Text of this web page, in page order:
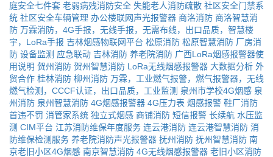
庭安全七件套 老弱病残消防安全 失能老人消防疏散 社区安全门禁系
统 社区安全车辆管理 办公楼联网声光报警器 商洛消防 商洛智慧消
防 万霖消防，4G手报，无线手报，无需布线，出口品质，智慧楼
宇，LoRa手报 吉林烟感物联网平台 松原消防 松原智慧消防 厂房消
防 设备监测 应急联动 吉林消防 养老院消防 广西LoRa烟感报警器使
用说明 贺州消防 贺州智慧消防 LoRa无线烟感报警器 大数据分析 外
贸合作 桂林消防 柳州消防 万霖，工业燃气报警，燃气报警器，无线
燃气检测，CCCF认证，出口品质，工业监测 泉州市学校4G烟感 泉
州消防 泉州智慧消防 4G烟感报警器 4G压力表 烟感报警 鞋厂消防
首违不罚 消管家系统 独立式烟感 商铺消防 短信报警 长续航 水压监
测 CIM平台 江苏消防维保年度服务 连云港消防 连云港智慧消防 消
防维保检测服务 养老院消防声光报警器 抚州消防 抚州智慧消防 南
京老旧小区4G烟感 南京智慧消防 4G无线烟感报警器 老旧小区消防